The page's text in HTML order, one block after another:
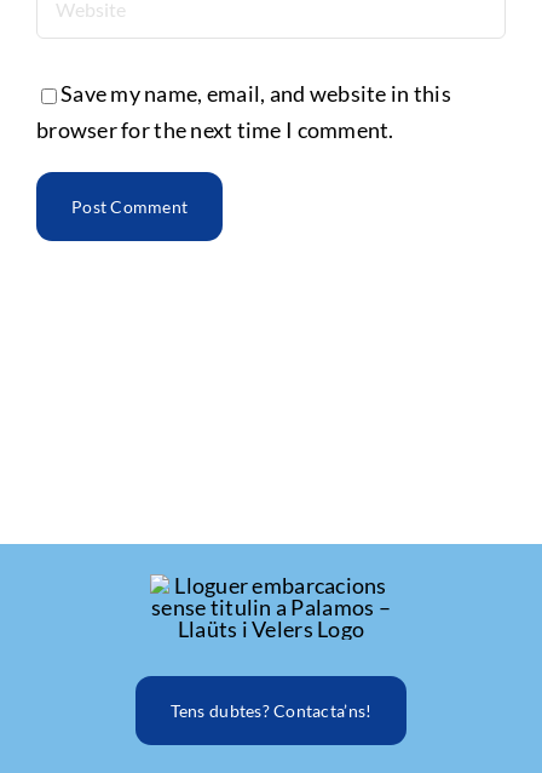
Save my name, email, and website in this
browser for the next time I comment.
Tens dubtes? Contacta’ns!